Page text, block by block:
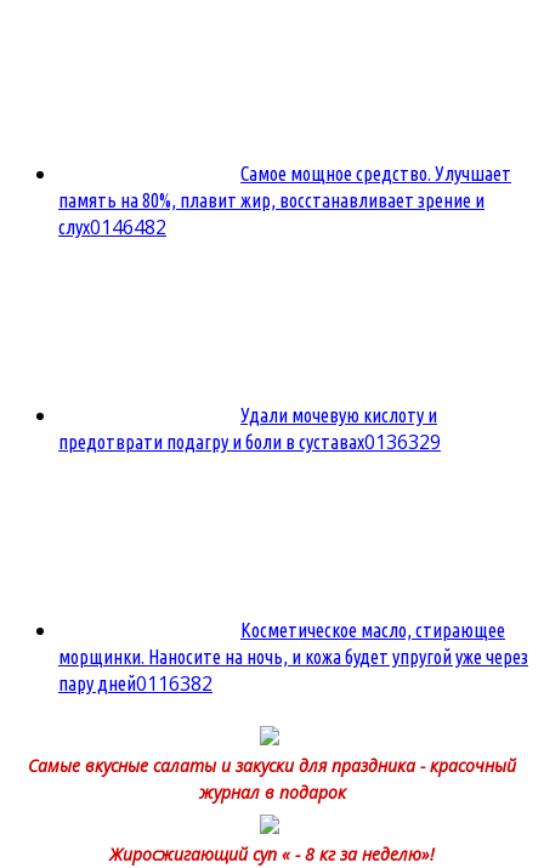
Самое мощное средство. Улучшает
память на 80%, плавит жир, восстанавливает зрение и
слух0146482
Удали мочевую кислоту и
предотврати подагру и боли в суставах0136329
Косметическое масло, стирающее
морщинки. Наносите на ночь, и кожа будет упругой уже через
пару дней0116382
Самые вкусные салаты и закуски для праздника - красочный
журнал в подарок
Жиросжигающий суп « - 8 кг за неделю»!